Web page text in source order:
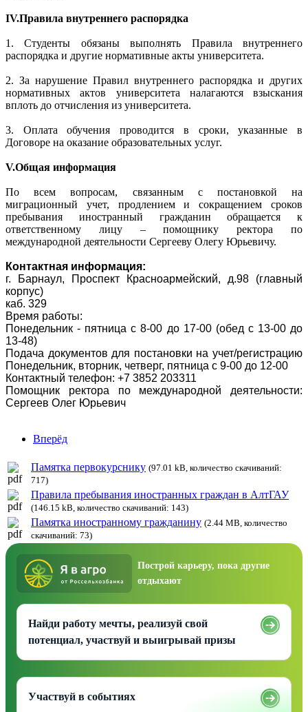
IV.Правила внутреннего распорядка
1. Студенты обязаны выполнять Правила внутреннего
распорядка и другие нормативные акты университета.
2. За нарушение Правил внутреннего распорядка и других
нормативных актов университета налагаются взыскания
вплоть до отчисления из университета.
3. Оплата обучения проводится в сроки, указанные в
Договоре на оказание образовательных услуг.
V.Общая информация
По всем вопросам, связанным с постановкой на
миграционный учет, продлением и сокращением сроков
пребывания иностранный гражданин обращается к
ответственному лицу – помощнику ректора по
международной деятельности Сергееву Олегу Юрьевичу.
Контактная информация:
г. Барнаул, Проспект Красноармейский, д.98 (главный
корпус)
каб. 329
Время работы:
Понедельник - пятница с 8-00 до 17-00 (обед с 13-00 до
13-48)
Подача документов для постановки на учет/регистрацию
Понедельник, вторник, четверг, пятница с 9-00 до 12-00
Контактный телефон: +7 3852 203311
Помощник ректора по международной деятельности:
Сергеев Олег Юрьевич
Вперёд
Памятка первокурснику (97.01 kB, количество скачиваний:
717)
Правила пребывания иностранных граждан в АлтГАУ
(146.15 kB, количество скачиваний: 143)
Памятка иностранному гражданину (2.44 MB, количество
скачиваний: 73)
Построй карьеру, пока другие
отдыхают
Найди работу мечты, реализуй свой
потенциал, участвуй и выигрывай призы
Участвуй в событиях